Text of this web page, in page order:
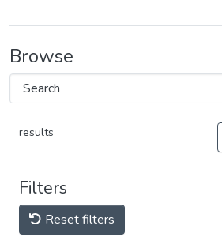
Browse
results
Filters
Reset filters